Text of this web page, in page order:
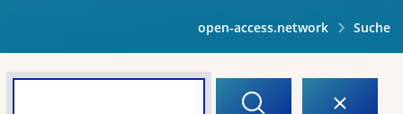
open-access.network Suche